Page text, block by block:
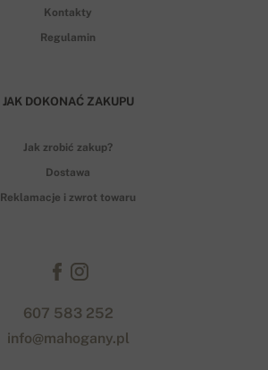
Kontakty
Regulamin
JAK DOKONAĆ ZAKUPU
Jak zrobić zakup?
Dostawa
Reklamacje i zwrot towaru
607 583 252
info@mahogany.pl